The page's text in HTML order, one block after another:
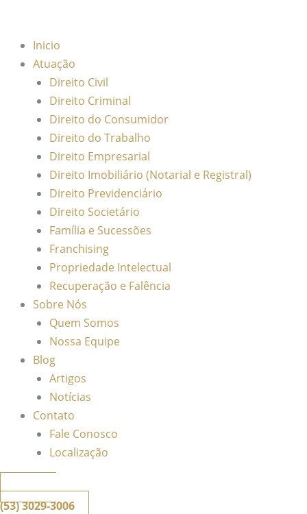
Inicio
Atuação
Direito Civil
Direito Criminal
Direito do Consumidor
Direito do Trabalho
Direito Empresarial
Direito Imobiliário (Notarial e Registral)
Direito Previdenciário
Direito Societário
Família e Sucessões
Franchising
Propriedade Intelectual
Recuperação e Falência
Sobre Nós
Quem Somos
Nossa Equipe
Blog
Artigos
Notícias
Contato
Fale Conosco
Localização
(53) 3029-3006